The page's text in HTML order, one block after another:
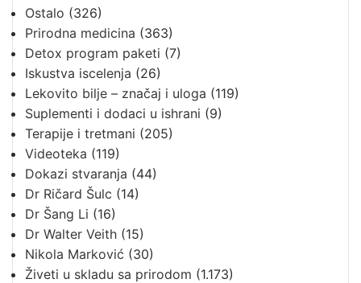
Ostalo (326)
Prirodna medicina (363)
Detox program paketi (7)
Iskustva iscelenja (26)
Lekovito bilje – značaj i uloga (119)
Suplementi i dodaci u ishrani (9)
Terapije i tretmani (205)
Videoteka (119)
Dokazi stvaranja (44)
Dr Ričard Šulc (14)
Dr Šang Li (16)
Dr Walter Veith (15)
Nikola Marković (30)
Živeti u skladu sa prirodom (1.173)